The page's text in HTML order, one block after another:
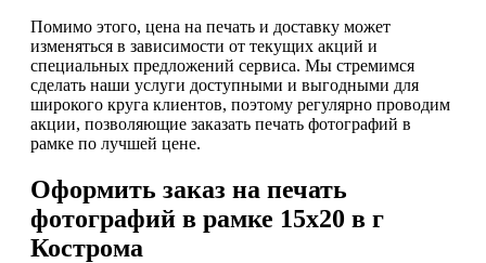
Помимо этого, цена на печать и доставку может
изменяться в зависимости от текущих акций и
специальных предложений сервиса. Мы стремимся
сделать наши услуги доступными и выгодными для
широкого круга клиентов, поэтому регулярно проводим
акции, позволяющие заказать печать фотографий в
рамке по лучшей цене.
Оформить заказ на печать
фотографий в рамке 15х20 в г
Кострома